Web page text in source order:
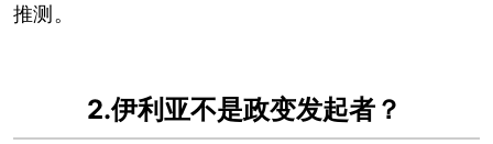
推测。
2.伊利亚不是政变发起者？